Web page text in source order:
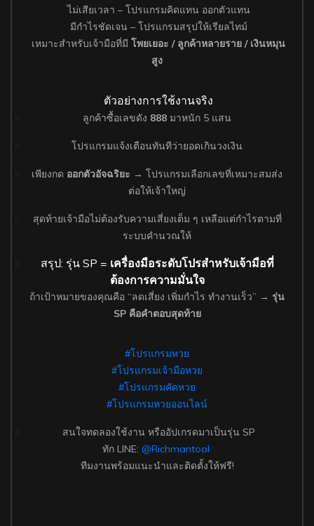
ไม่เสียเวลา – โปรแกรมคิดแทน ออกตัวแทน
มีกำไรชัดเจน – โปรแกรมสรุปให้เรียลไทม์
เหมาะสำหรับเจ้ามือที่มี โพยเยอะ / ลูกค้าหลายราย / เงินหมุน
สูง
ตัวอย่างการใช้งานจริง
ลูกค้าซื้อเลขดัง 888 มาหนัก 5 แสน
โปรแกรมแจ้งเตือนทันทีว่ายอดเกินวงเงิน
เพียงกด ออกตัวอัจฉริยะ → โปรแกรมเลือกเลขที่เหมาะสมส่ง
ต่อให้เจ้าใหญ่
สุดท้ายเจ้ามือไม่ต้องรับความเสี่ยงเต็ม ๆ เหลือแต่กำไรตามที่
ระบบคำนวณให้
สรุป: รุ่น SP = เครื่องมือระดับโปรสำหรับเจ้ามือที่
ต้องการความมั่นใจ
ถ้าเป้าหมายของคุณคือ “ลดเสี่ยง เพิ่มกำไร ทำงานเร็ว” → รุ่น
SP คือคำตอบสุดท้าย
#โปรแกรมหวย
#โปรแกรมเจ้ามือหวย
#โปรแกรมคัดหวย
#โปรแกรมหวยออนไลน์
สนใจทดลองใช้งาน หรืออัปเกรดมาเป็นรุ่น SP
ทัก LINE: @Richmantool
ทีมงานพร้อมแนะนำและติดตั้งให้ฟรี!